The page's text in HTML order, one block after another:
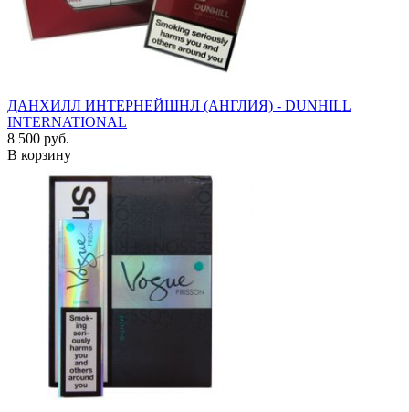
ДАНХИЛЛ ИНТЕРНЕЙШНЛ (АНГЛИЯ) - DUNHILL
INTERNATIONAL
8 500 руб.
В корзину